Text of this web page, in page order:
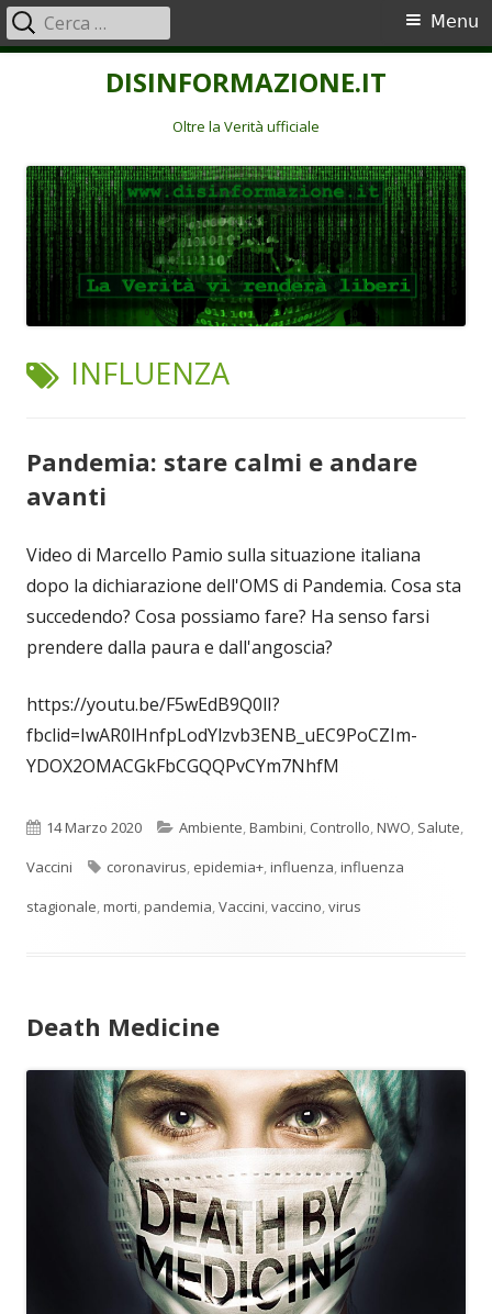
DISINFORMAZIONE.IT
Oltre la Verità ufficiale
Menu
principale
Menu
Ricerca
per:
TAG:
INFLUENZA
Pandemia: stare calmi e andare
avanti
Video di Marcello Pamio sulla situazione italiana
dopo la dichiarazione dell'OMS di Pandemia. Cosa sta
succedendo? Cosa possiamo fare? Ha senso farsi
prendere dalla paura e dall'angoscia?
https://youtu.be/F5wEdB9Q0lI?
fbclid=IwAR0lHnfpLodYlzvb3ENB_uEC9PoCZIm-
YDOX2OMACGkFbCGQQPvCYm7NhfM
Pubblicato
14 Marzo 2020 Categorie
Ambiente,Bambini, Controllo,NWO, Salute,
Vaccini
Tag
coronavirus, epidemia+,influenza,influenza
stagionale,morti,pandemia,Vaccini,vaccino,virus
Death Medicine